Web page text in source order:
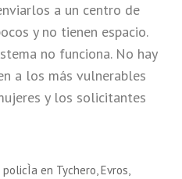
a un centro de
y no tienen espacio.
no funciona. No hay
a los más vulnerables
y los solicitantes
en Tychero, Evros,